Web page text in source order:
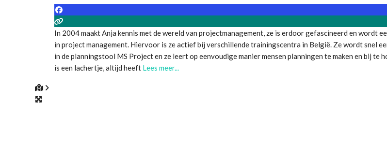
In 2004 maakt Anja kennis met de wereld van projectmanagement, ze is erdoor gefascineerd en wordt
in project management. Hiervoor is ze actief bij verschillende trainingscentra in België. Ze wordt snel
in de planningstool MS Project en ze leert op eenvoudige manier mensen planningen te maken en bij te
is een lachertje, altijd heeft Lees meer...